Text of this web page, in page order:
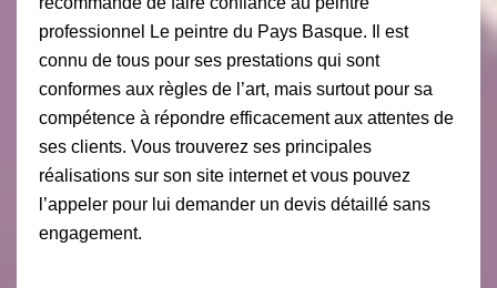
professionnel Le peintre du Pays Basque. Il est
connu de tous pour ses prestations qui sont
conformes aux règles de l’art, mais surtout pour sa
compétence à répondre efficacement aux attentes de
ses clients. Vous trouverez ses principales
réalisations sur son site internet et vous pouvez
l’appeler pour lui demander un devis détaillé sans
engagement.